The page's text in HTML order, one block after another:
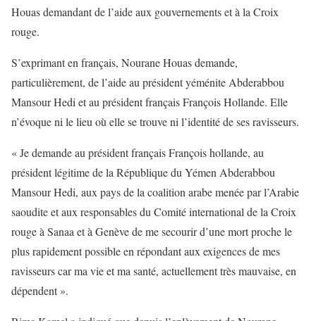
Houas demandant de l’aide aux gouvernements et à la Croix
rouge.
S’exprimant en français, Nourane Houas demande,
particulièrement, de l’aide au président yéménite Abderabbou
Mansour Hedi et au président français François Hollande. Elle
n’évoque ni le lieu où elle se trouve ni l’identité de ses ravisseurs.
« Je demande au président français François hollande, au
président légitime de la République du Yémen Abderabbou
Mansour Hedi, aux pays de la coalition arabe menée par l’Arabie
saoudite et aux responsables du Comité international de la Croix
rouge à Sanaa et à Genève de me secourir d’une mort proche le
plus rapidement possible en répondant aux exigences de mes
ravisseurs car ma vie et ma santé, actuellement très mauvaise, en
dépendent ».